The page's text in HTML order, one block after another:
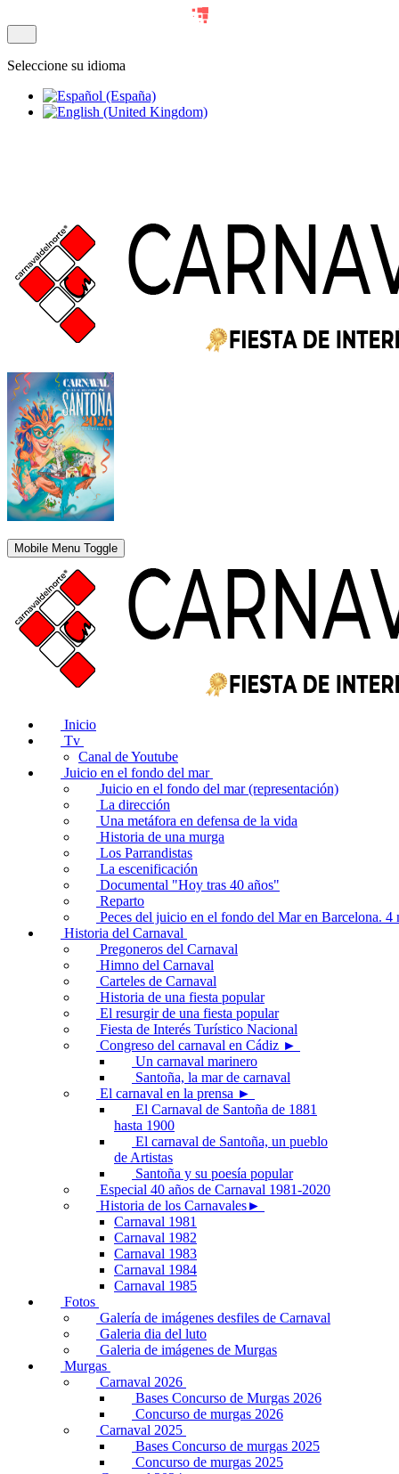
Seleccione su idioma
Mobile Menu Toggle
Inicio
Tv
Canal de Youtube
Juicio en el fondo del mar
Juicio en el fondo del mar (representación)
La dirección
Una metáfora en defensa de la vida
Historia de una murga
Los Parrandistas
La escenificación
Documental "Hoy tras 40 años"
Reparto
Peces del juicio en el fondo del Mar en Barcelona. 4
Historia del Carnaval
Pregoneros del Carnaval
Himno del Carnaval
Carteles de Carnaval
Historia de una fiesta popular
El resurgir de una fiesta popular
Fiesta de Interés Turístico Nacional
Congreso del carnaval en Cádiz ►
Un carnaval marinero
Santoña, la mar de carnaval
El carnaval en la prensa ►
El Carnaval de Santoña de 1881
hasta 1900
El carnaval de Santoña, un pueblo
de Artistas
Santoña y su poesía popular
Especial 40 años de Carnaval 1981-2020
Historia de los Carnavales►
Carnaval 1981
Carnaval 1982
Carnaval 1983
Carnaval 1984
Carnaval 1985
Fotos
Galería de imágenes desfiles de Carnaval
Galeria dia del luto
Galeria de imágenes de Murgas
Murgas
Carnaval 2026
Bases Concurso de Murgas 2026
Concurso de murgas 2026
Carnaval 2025
Bases Concurso de murgas 2025
Concurso de murgas 2025